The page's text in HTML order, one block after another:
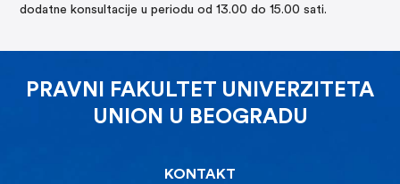
dodatne konsultacije u periodu od 13.00 do 15.00 sati.
PRAVNI FAKULTET UNIVERZITETA
UNION U BEOGRADU
KONTAKT